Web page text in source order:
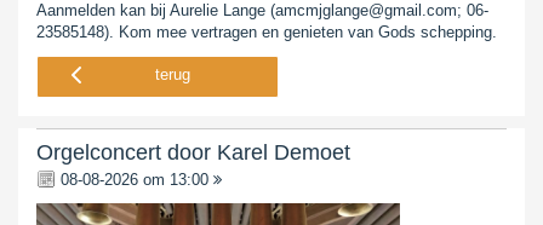
Aanmelden kan bij Aurelie Lange (amcmjglange@gmail.com; 06-
23585148). Kom mee vertragen en genieten van Gods schepping.
terug
Orgelconcert door Karel Demoet
08-08-2026 om 13:00